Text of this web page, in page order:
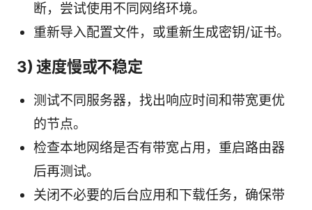
断，尝试使用不同网络环境。
重新导入配置文件，或重新生成密钥/证书。
3) 速度慢或不稳定
测试不同服务器，找出响应时间和带宽更优
的节点。
检查本地网络是否有带宽占用，重启路由器
后再测试。
关闭不必要的后台应用和下载任务，确保带